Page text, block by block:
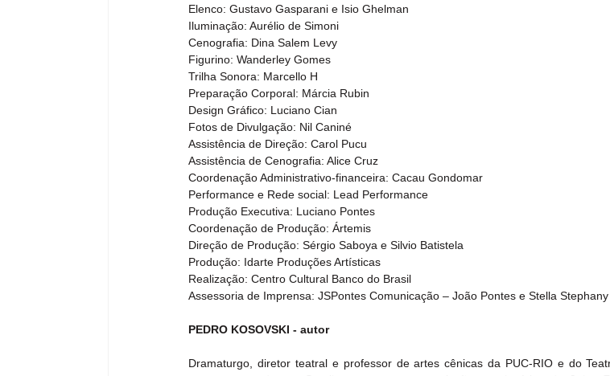
Elenco: Gustavo Gasparani e Isio Ghelman
Iluminação: Aurélio de Simoni
Cenografia: Dina Salem Levy
Figurino: Wanderley Gomes
Trilha Sonora: Marcello H
Preparação Corporal: Márcia Rubin
Design Gráfico: Luciano Cian
Fotos de Divulgação: Nil Caniné
Assistência de Direção: Carol Pucu
Assistência de Cenografia: Alice Cruz
Coordenação Administrativo-financeira: Cacau Gondomar
Performance e Rede social: Lead Performance
Produção Executiva: Luciano Pontes
Coordenação de Produção: Ártemis
Direção de Produção: Sérgio Saboya e Silvio Batistela
Produção: Idarte Produções Artísticas
Realização: Centro Cultural Banco do Brasil
Assessoria de Imprensa: JSPontes Comunicação – João Pontes e Stella Stephany
PEDRO KOSOVSKI - autor
Dramaturgo, diretor teatral e professor de artes cênicas da PUC-RIO e do